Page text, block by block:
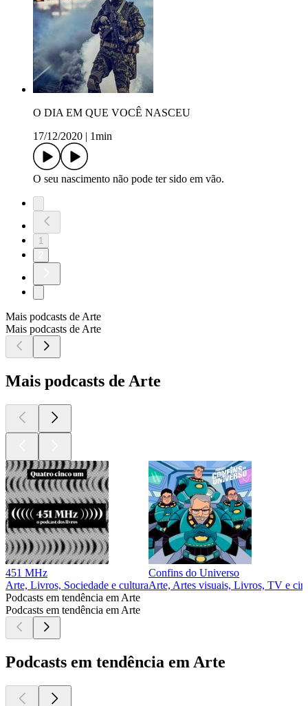
O DIA EM QUE VOCÊ NASCEU
17/12/2020
1min
O seu nascimento não pode ter sido em vão.
1
Mais podcasts de Arte
Mais podcasts de Arte
Mais podcasts de Arte
451 MHz
Arte, Livros, Sociedade e cultura
Confins do Universo
Arte, Artes visuais, Livros, TV e
Podcasts em tendência em Arte
Podcasts em tendência em Arte
Podcasts em tendência em Arte